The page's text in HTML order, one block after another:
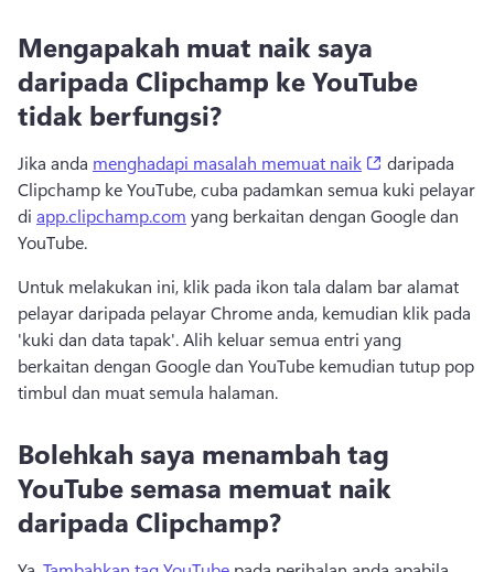
Mengapakah muat naik saya
daripada Clipchamp ke YouTube
tidak berfungsi?
Jika anda menghadapi masalah memuat naik (opens in a
daripada
Clipchamp ke YouTube, cuba padamkan semua kuki pelayar
di app.clipchamp.com yang berkaitan dengan Google dan
YouTube.
Untuk melakukan ini, klik pada ikon tala dalam bar alamat
pelayar daripada pelayar Chrome anda, kemudian klik pada
'kuki dan data tapak'. Alih keluar semua entri yang
berkaitan dengan Google dan YouTube kemudian tutup pop
timbul dan muat semula halaman.
Bolehkah saya menambah tag
YouTube semasa memuat naik
daripada Clipchamp?